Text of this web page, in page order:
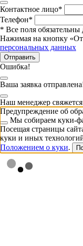
Контактное лицо*
Телефон*
* Все поля обязательны
Нажимая на кнопку
персональных данных
Отправить
Ошибка!
Ваша заявка
Наш менеджер
Предупреждение об
Мы собираем куки-
Посещая страницы
куки и иных
Положением о куки.